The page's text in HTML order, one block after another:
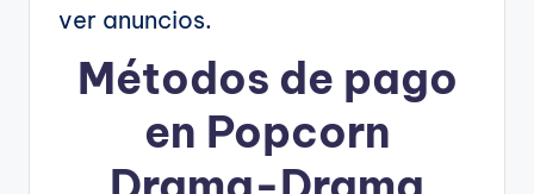
ver anuncios.
Métodos de pago
en Popcorn